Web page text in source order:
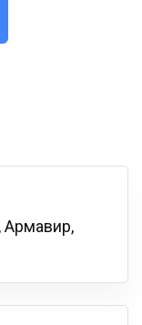
Армавир,